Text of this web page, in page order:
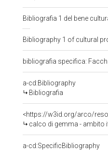
Bibliografia 1 del bene
Bibliography 1 of cultural
bibliografia specifica:
a-cd:Bibliography
Bibliografia
<https://w3id.org/arco/
calco di gemma - ambito
a-cd:SpecificBibliography